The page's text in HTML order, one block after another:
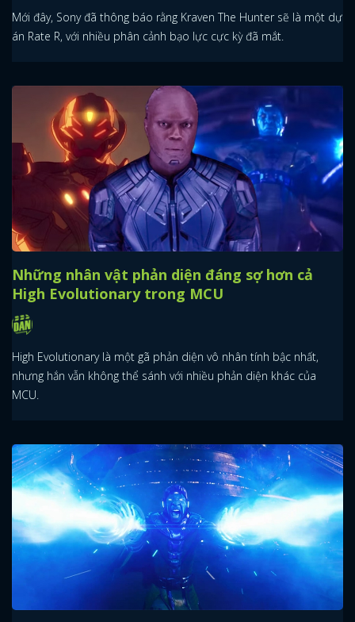
Mới đây, theo xác nhận của nhà sản xuất Amy Pascal thì Sony
đang có ý định phát triển một phim live action cho Spider-Man
Những điều khán giả cần biết về bộ phim
“Kraven The Hunter” của Sony
Mới đây, Sony đã thông báo rằng Kraven The Hunter sẽ là một dự
án Rate R, với nhiều phân cảnh bạo lực cực kỳ đã mắt.